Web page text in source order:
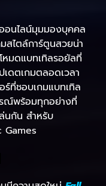
อนไลน์มุมมองบุคคล
สไตล์การ์ตูนสวยน่า
มดแบทเทิลรอยัลที่
ดตเกมตลอดเวลา
ร์ที่ชอบเกมแบทเทิล
ณ์พร้อมทุกอย่างที่
นกัน สำหรับ
Games